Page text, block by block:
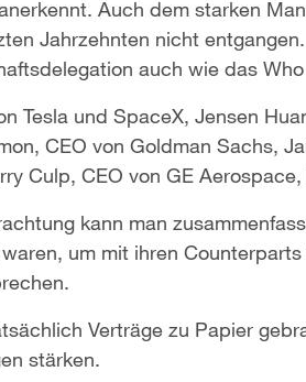
Auch dem starken
Jahrzehnten nicht
auch wie das
Tesla und SpaceX, Jensen
CEO von Goldman Sachs,
Culp, CEO von GE
kann man
um mit ihren
Verträge zu Papier
stärken.